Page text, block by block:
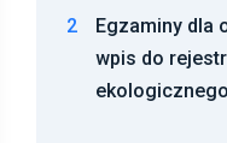
2
Egzaminy dla
wpis do